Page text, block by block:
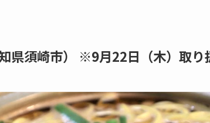
県須崎市） ※9月22日（木）取り